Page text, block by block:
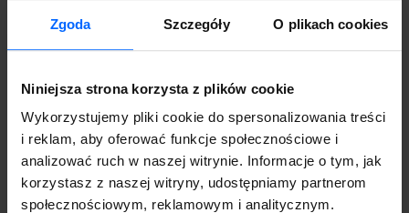
Zgoda Szczegóły O plikach cookies
Niniejsza strona korzysta z plików cookie
Wykorzystujemy pliki cookie do spersonalizowania treści
i reklam, aby oferować funkcje społecznościowe i
analizować ruch w naszej witrynie. Informacje o tym, jak
korzystasz z naszej witryny, udostępniamy partnerom
społecznościowym, reklamowym i analitycznym.
Zarządzanie umowami rezerwacyjnymi
i deweloperskimi
•Zarządzanie raportami sprzedaży lokalii leadów
• Cenniki, rabaty, harmonogramy płatności
• Integracja oferty ze stroną www inwestycji.